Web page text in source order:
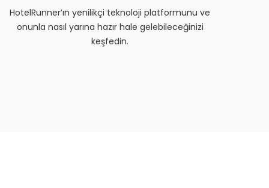
HotelRunner’ın yenilikçi teknoloji platformunu ve
onunla nasıl yarına hazır hale gelebileceğinizi
keşfedin.